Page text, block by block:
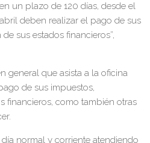
un plazo de 120 días, desde el
deben realizar el pago de sus
sus estados financieros”,
general que asista a la oficina
de sus impuestos,
financieros, como también otras
normal y corriente atendiendo